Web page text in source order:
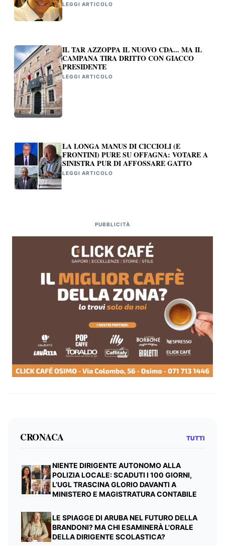
LEGGI ARTICOLO
IL TAR AZZOPPA IL NUOVO CDA... MA IL
CAMPANA TIRA DRITTO CON GIACCO
PRESIDENTE
LEGGI ARTICOLO
LA LONGA MANUS DI CICCIOLI (E
FRONTINI) PURE SU OFFAGNA: VOTARE A
SINISTRA PUR DI AFFOSSARE GATTO
LEGGI ARTICOLO
PUBBLICITÀ
CRONACA TUTTI
NIENTE DIRIGENTE AUTONOMO ALLA
POLIZIA LOCALE: SCADUTI I 100 GIORNI,
L’UGL TRASCINA GLORIO DAVANTI A
MINISTERO E MAGISTRATURA CONTABILE
LE SPIAGGE DI ARUBA NEL FUTURO DELLA
BRANDONI? MA CHI ESAMINERÀ L'ORALE
DELLA DIRIGENTE SCOLASTICA?